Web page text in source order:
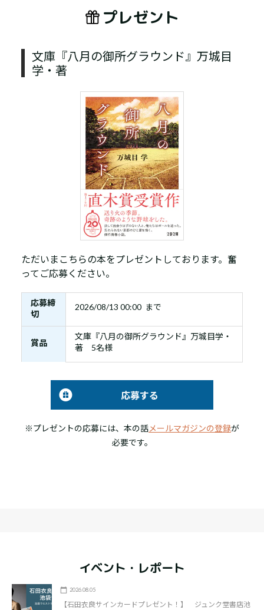
プレゼント
文庫『八月の御所グラウンド』万城目
学・著
ただいまこちらの本をプレゼントしております。奮
ってご応募ください。
応募締
切
2026/08/13 00:00 まで
賞品
文庫『八月の御所グラウンド』万城目学・
著 5名様
応募する
※プレゼントの応募には、本の話メールマガジンの登録が
必要です。
イベント・レポート
2026.08.05
【石田衣良サインカードプレゼント！】 ジュンク堂書店池